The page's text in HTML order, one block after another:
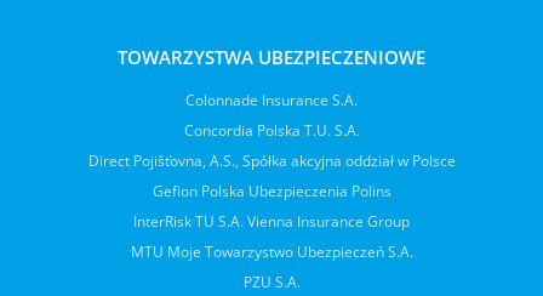
TOWARZYSTWA UBEZPIECZENIOWE
Colonnade Insurance S.A.
Concordia Polska T.U. S.A.
Direct Pojišťovna, A.S., Spółka akcyjna oddział w Polsce
Gefion Polska Ubezpieczenia Polins
InterRisk TU S.A. Vienna Insurance Group
MTU Moje Towarzystwo Ubezpieczeń S.A.
PZU S.A.